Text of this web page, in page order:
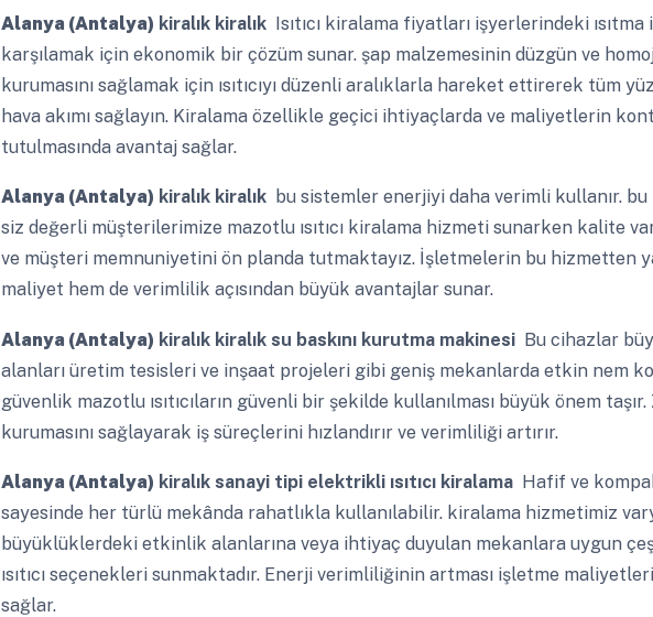
Alanya (Antalya) kiralık kiralıkIsıtıcı kiralama fiyatları işyerlerindeki ısıtma
karşılamak için ekonomik bir çözüm sunar. şap malzemesinin düzgün ve
kurumasını sağlamak için ısıtıcıyı düzenli aralıklarla hareket ettirerek tüm
hava akımı sağlayın. Kiralama özellikle geçici ihtiyaçlarda ve maliyetlerin
tutulmasında avantaj sağlar.
Alanya (Antalya) kiralık kiralıkbu sistemler enerjiyi daha verimli kullanır.
siz değerli müşterilerimize mazotlu ısıtıcı kiralama hizmeti sunarken kalite
ve müşteri memnuniyetini ön planda tutmaktayız. İşletmelerin bu hizmetten
maliyet hem de verimlilik açısından büyük avantajlar sunar.
Alanya (Antalya) kiralık kiralık su baskını kurutma makinesiBu cihazlar
alanları üretim tesisleri ve inşaat projeleri gibi geniş mekanlarda etkin nem
güvenlik mazotlu ısıtıcıların güvenli bir şekilde kullanılması büyük önem taşır.
kurumasını sağlayarak iş süreçlerini hızlandırır ve verimliliği artırır.
Alanya (Antalya) kiralık sanayi tipi elektrikli ısıtıcı kiralamaHafif ve
sayesinde her türlü mekânda rahatlıkla kullanılabilir. kiralama hizmetimiz
büyüklüklerdeki etkinlik alanlarına veya ihtiyaç duyulan mekanlara uygun
ısıtıcı seçenekleri sunmaktadır. Enerji verimliliğinin artması işletme
sağlar.